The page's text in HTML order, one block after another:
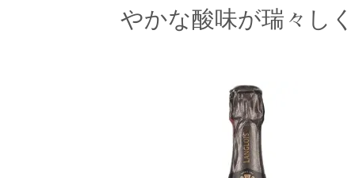
やかな酸味が瑞々し